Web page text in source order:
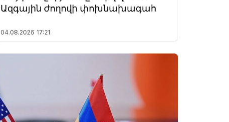
Ազգային ժողովի փոխնախագահ
04.08.2026 17:21